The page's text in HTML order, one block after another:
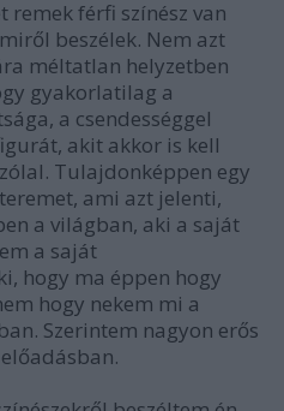
remek férfi színész van
beszélek. Nem azt
méltatlan helyzetben
gyakorlatilag a
a csendességgel
akit akkor is kell
Tulajdonképpen egy
ami azt jelenti,
a világban, aki a saját
a saját
hogy ma éppen hogy
hogy nekem mi a
Szerintem nagyon erős